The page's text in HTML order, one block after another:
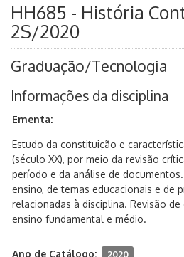
HH685 - História
2S/2020
Graduação/Tecnologia
Informações da disciplina
Ementa:
Estudo da constituição e
(século XX), por meio da revisão
período e da análise de
ensino, de temas educacionais e de
relacionadas à disciplina. Revisão
ensino fundamental e médio.
Ano de Catálogo: 2020